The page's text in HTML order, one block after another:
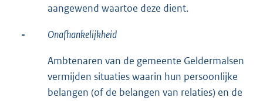
aangewend waartoe deze dient.
- Onafhankelijkheid
Ambtenaren van de gemeente Geldermalsen
vermijden situaties waarin hun persoonlijke
belangen (of de belangen van relaties) en de